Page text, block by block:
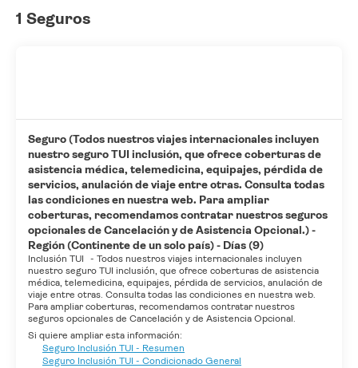
1 Seguros
Seguro (Todos nuestros viajes internacionales incluyen
nuestro seguro TUI inclusión, que ofrece coberturas de
asistencia médica, telemedicina, equipajes, pérdida de
servicios, anulación de viaje entre otras. Consulta todas
las condiciones en nuestra web. Para ampliar
coberturas, recomendamos contratar nuestros seguros
opcionales de Cancelación y de Asistencia Opcional.) -
Región (Continente de un solo país) - Días (9)
Inclusión TUI - Todos nuestros viajes internacionales incluyen
nuestro seguro TUI inclusión, que ofrece coberturas de asistencia
médica, telemedicina, equipajes, pérdida de servicios, anulación de
viaje entre otras. Consulta todas las condiciones en nuestra web.
Para ampliar coberturas, recomendamos contratar nuestros
seguros opcionales de Cancelación y de Asistencia Opcional.
Si quiere ampliar esta información:
Seguro Inclusión TUI - Resumen
Seguro Inclusión TUI - Condicionado General